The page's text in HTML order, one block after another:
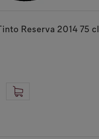
Reserva 2014 75 cl